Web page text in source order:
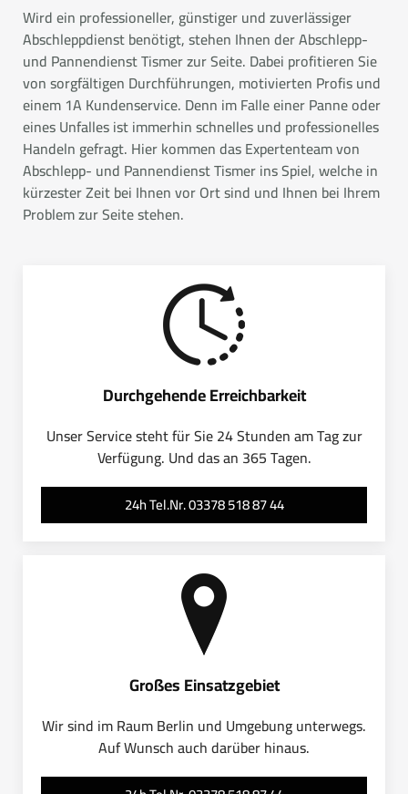
Wird ein professioneller, günstiger und zuverlässiger
Abschleppdienst benötigt, stehen Ihnen der Abschlepp-
und Pannendienst Tismer zur Seite. Dabei profitieren Sie
von sorgfältigen Durchführungen, motivierten Profis und
einem 1A Kundenservice. Denn im Falle einer Panne oder
eines Unfalles ist immerhin schnelles und professionelles
Handeln gefragt. Hier kommen das Expertenteam von
Abschlepp- und Pannendienst Tismer ins Spiel, welche in
kürzester Zeit bei Ihnen vor Ort sind und Ihnen bei Ihrem
Problem zur Seite stehen.
Durchgehende Erreichbarkeit
Unser Service steht für Sie 24 Stunden am Tag zur
Verfügung. Und das an 365 Tagen.
24h Tel.Nr. 03378 518 87 44
Großes Einsatzgebiet
Wir sind im Raum Berlin und Umgebung unterwegs.
Auf Wunsch auch darüber hinaus.